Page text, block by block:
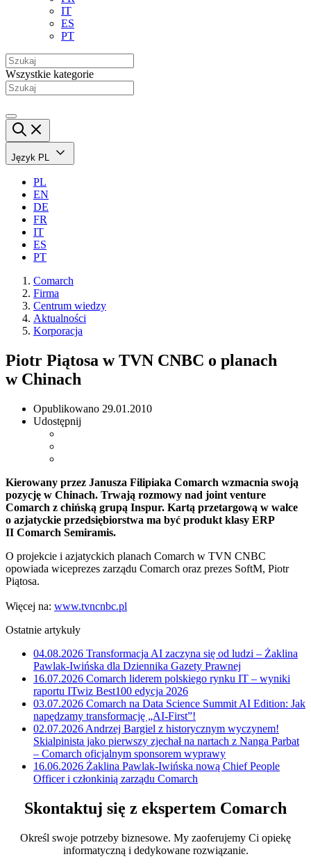
IT
ES
PT
Wszystkie kategorie
Język PL
PL
EN
DE
FR
IT
ES
PT
Comarch
Firma
Centrum wiedzy
Aktualności
Korporacja
Piotr Piątosa w TVN CNBC o planach
w Chinach
Opublikowano 29.01.2010
Udostępnij
Kierowany przez Janusza Filipiaka Comarch wzmacnia swoją
pozycję w Chinach. Trwają rozmowy nad joint venture
Comarch z chińską grupą Inspur. Kartą przetargową w walce
o azjatyckie przedsiębiorstwa ma być produkt klasy ERP
II Comarch Semiramis.
O projekcie i azjatyckich planach Comarch w TVN CNBC
opowiada wiceprezes zarządu Comarch oraz prezes SoftM, Piotr
Piątosa.
Więcej na: www.tvncnbc.pl
Ostatnie artykuły
04.08.2026 Transformacja AI zaczyna się od ludzi – Żaklina
Pawlak-Iwińska dla Dziennika Gazety Prawnej
16.07.2026 Comarch liderem polskiego rynku IT – wyniki
raportu ITwiz Best100 edycja 2026
03.07.2026 Comarch na Data Science Summit AI Edition: Jak
napędzamy transformację „AI-First”!
02.07.2026 Andrzej Bargiel z historycznym wyczynem!
Skialpinista jako pierwszy zjechał na nartach z Nanga Parbat
– Comarch oficjalnym sponsorem wyprawy
16.06.2026 Żaklina Pawlak-Iwińska nową Chief People
Officer i członkinią zarządu Comarch
Skontaktuj się z ekspertem Comarch
Określ swoje potrzeby biznesowe. My zaoferujemy Ci opiekę
informatyczną i dedykowane rozwiązanie.